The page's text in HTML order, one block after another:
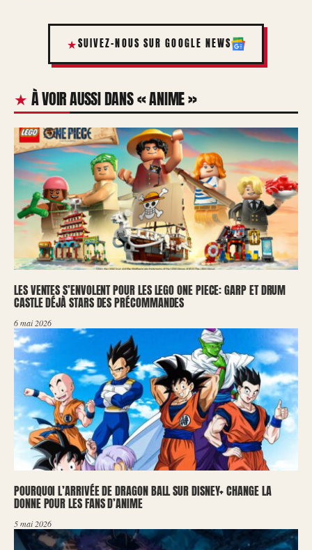
SUIVEZ-NOUS SUR GOOGLE NEWS
À VOIR AUSSI DANS « ANIME »
LES VENTES S’ENVOLENT POUR LES LEGO ONE PIECE: GARP ET DRUM
CASTLE DÉJÀ STARS DES PRÉCOMMANDES
6 mai 2026
POURQUOI L’ARRIVÉE DE DRAGON BALL SUR DISNEY+ CHANGE LA
DONNE POUR LES FANS D’ANIME
5 mai 2026